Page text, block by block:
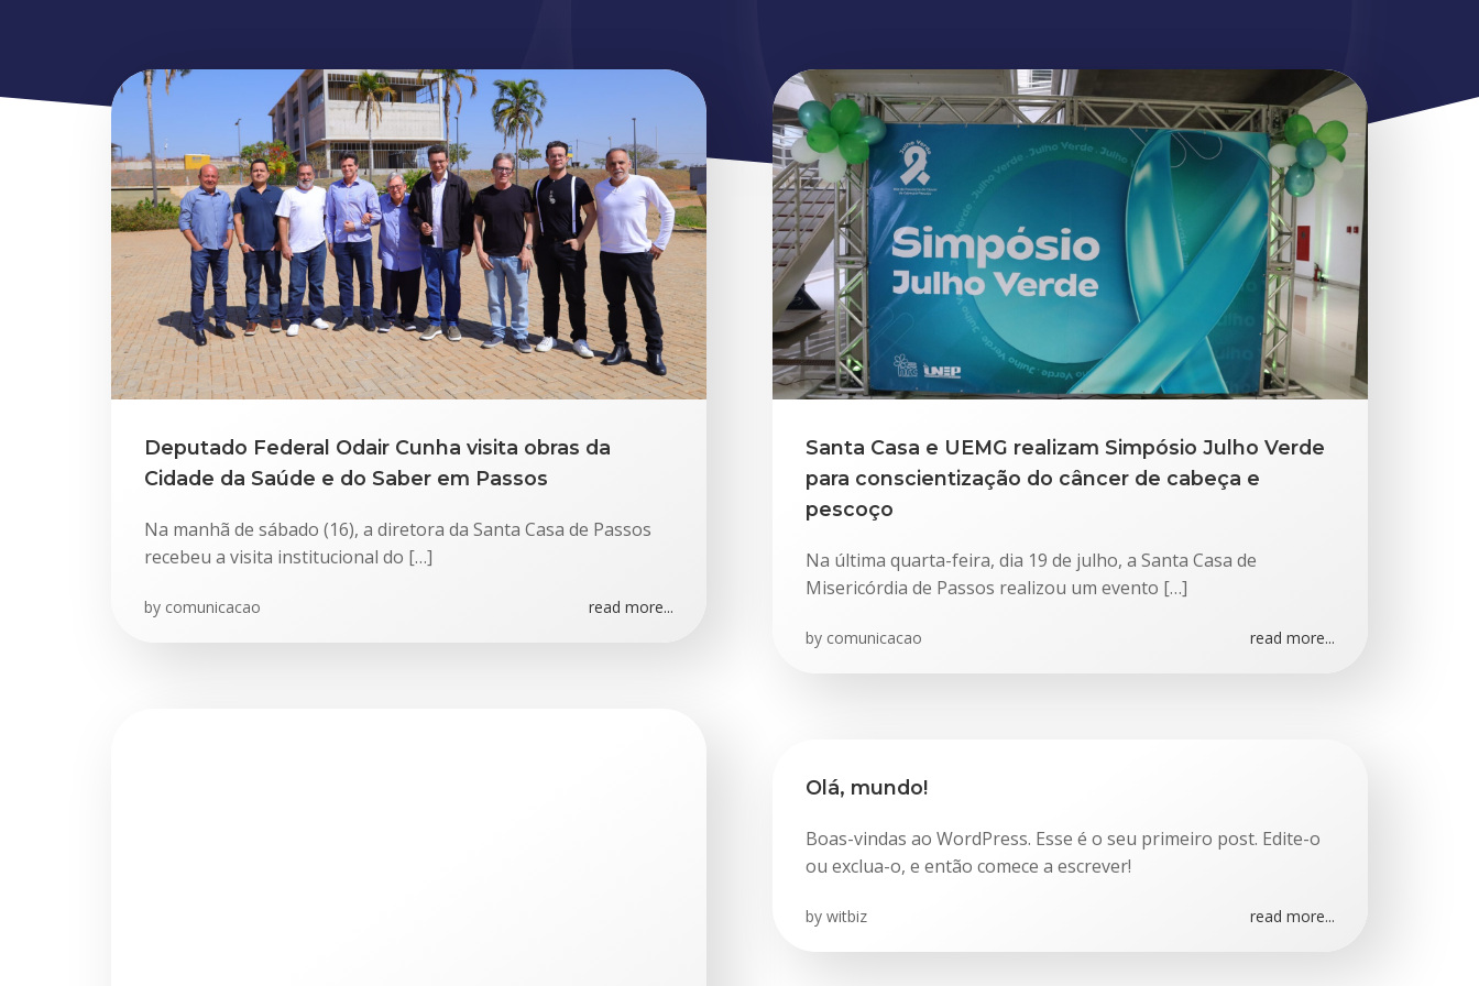
Deputado Federal Odair Cunha visita obras da
Cidade da Saúde e do Saber em Passos
Na manhã de sábado (16), a diretora da Santa Casa de Passos
recebeu a visita institucional do […]
by comunicacao read more...
Santa Casa e UEMG realizam Simpósio Julho Verde
para conscientização do câncer de cabeça e
pescoço
Na última quarta-feira, dia 19 de julho, a Santa Casa de
Misericórdia de Passos realizou um evento […]
by comunicacao read more...
Olá, mundo!
Boas-vindas ao WordPress. Esse é o seu primeiro post. Edite-o
ou exclua-o, e então comece a escrever!
by witbiz read more...